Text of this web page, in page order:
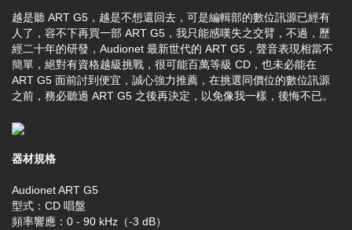
越是聽 ART G5，越是不想還回去，可是編輯部的數位訊源已經有
人了，容不下再買一部 ART G5，我只能感嘆失之交臂，不過，歷
經二十年的研發，Audionet 最新世代的 ART G5，聲音表現相當不
簡單，絕對有資格越級挑戰，很可能百萬等級 CD，也未必能在
ART G5 面前討到便宜，誠心強力推薦，在挑選同價位的數位訊源
之前，務必聽過 ART G5 之後再決定，以免像我一樣，後悔不已。
器材規格
Audionet ART G5
型式：CD 唱盤
頻率響應：0 - 90 kHz（-3 dB）